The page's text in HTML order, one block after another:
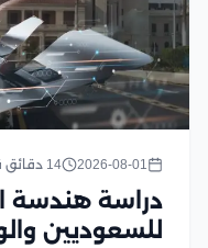
2026-08-01 14 دقائق قراءة
دراسة هندسة
للسعوديين